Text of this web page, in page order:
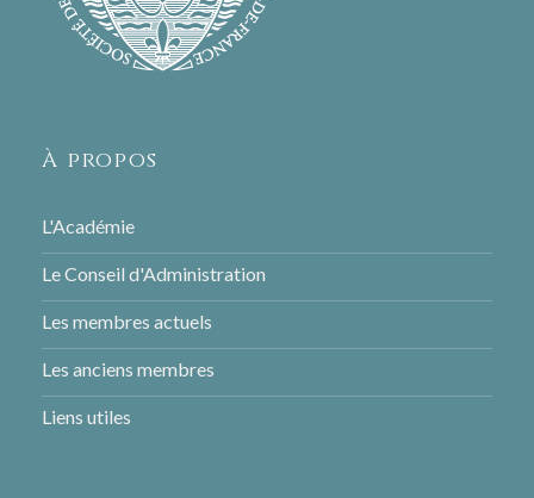
À propos
L'Académie
Le Conseil d'Administration
Les membres actuels
Les anciens membres
Liens utiles